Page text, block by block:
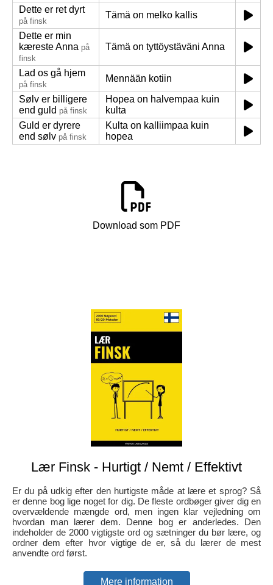
Dette er ret dyrt
på finsk
Tämä on melko kallis
Dette er min
kæreste Anna på
finsk
Tämä on tyttöystäväni Anna
Lad os gå hjem
på finsk
Mennään kotiin
Sølv er billigere
end guld på finsk
Hopea on halvempaa kuin
kulta
Guld er dyrere
end sølv på finsk
Kulta on kalliimpaa kuin
hopea
Download som PDF
Lær Finsk - Hurtigt / Nemt / Effektivt
Er du på udkig efter den hurtigste måde at lære et sprog? Så
er denne bog lige noget for dig. De fleste ordbøger giver dig en
overvældende mængde ord, men ingen klar vejledning om
hvordan man lærer dem. Denne bog er anderledes. Den
indeholder de 2000 vigtigste ord og sætninger du bør lære, og
ordner dem efter hvor vigtige de er, så du lærer de mest
anvendte ord først.
Mere information